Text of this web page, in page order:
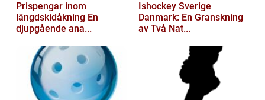
Prispengar inom
längdskidåkning En
djupgående ana...
Ishockey Sverige
Danmark: En Granskning
av Två Nat...